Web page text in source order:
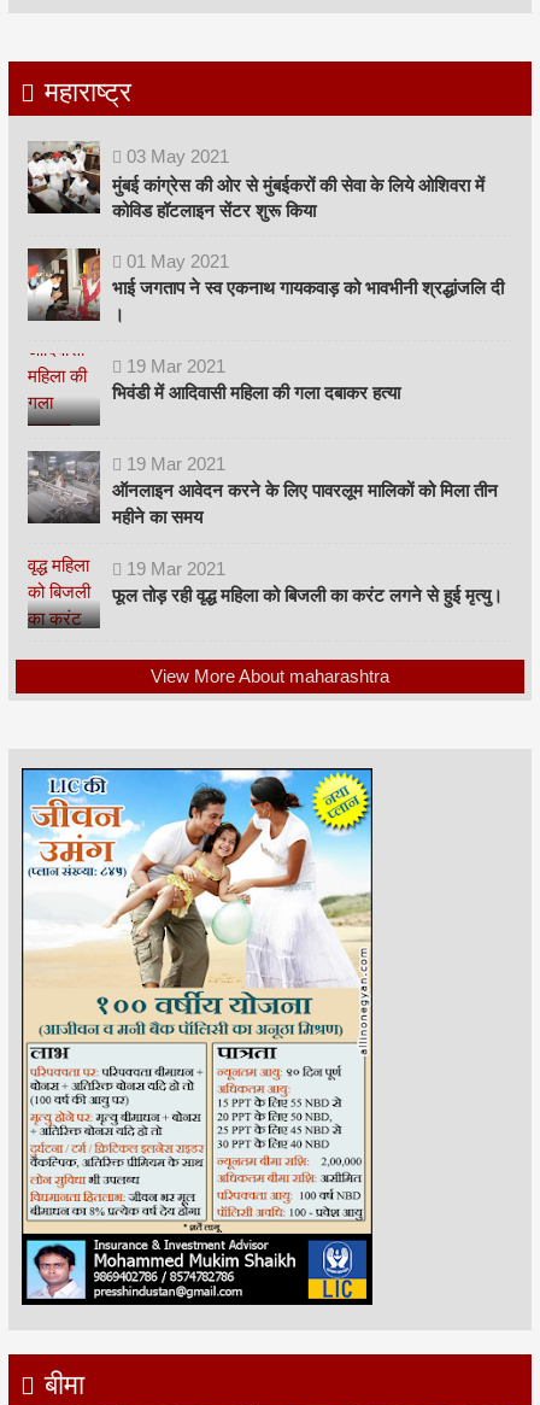
महाराष्ट्र
03 May 2021
मुंबई कांग्रेस की ओर से मुंबईकरों की सेवा के लिये ओशिवरा में
कोविड हॉटलाइन सेंटर शुरू किया
01 May 2021
भाई जगताप ने स्व एकनाथ गायकवाड़ को भावभीनी श्रद्धांजलि दी
।
19 Mar 2021
भिवंडी में आदिवासी महिला की गला दबाकर हत्या
19 Mar 2021
ऑनलाइन आवेदन करने के लिए पावरलूम मालिकों को मिला तीन
महीने का समय
19 Mar 2021
फूल तोड़ रही वृद्ध महिला को बिजली का करंट लगने से हुई मृत्यु।
View More About maharashtra
बीमा